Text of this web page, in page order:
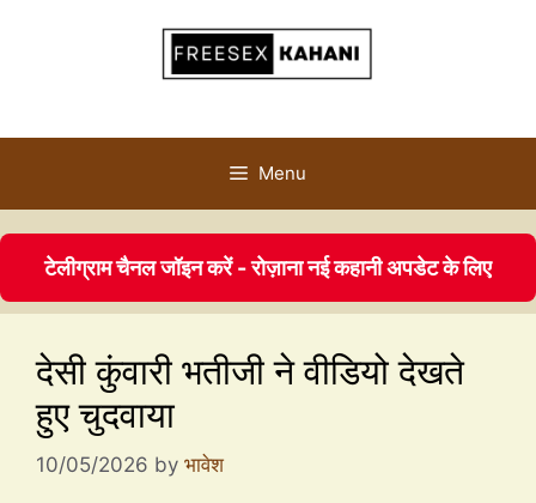
Menu
टेलीग्राम चैनल जॉइन करें - रोज़ाना नई कहानी अपडेट के लिए
देसी कुंवारी भतीजी ने वीडियो देखते
हुए चुदवाया
10/05/2026 by भावेश